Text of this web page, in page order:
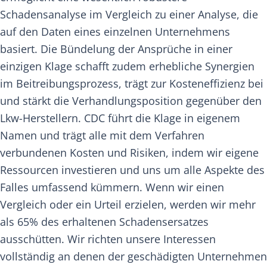
Schadensanalyse im Vergleich zu einer Analyse, die
auf den Daten eines einzelnen Unternehmens
basiert. Die Bündelung der Ansprüche in einer
einzigen Klage schafft zudem erhebliche Synergien
im Beitreibungsprozess, trägt zur Kosteneffizienz bei
und stärkt die Verhandlungsposition gegenüber den
Lkw-Herstellern. CDC führt die Klage in eigenem
Namen und trägt alle mit dem Verfahren
verbundenen Kosten und Risiken, indem wir eigene
Ressourcen investieren und uns um alle Aspekte des
Falles umfassend kümmern. Wenn wir einen
Vergleich oder ein Urteil erzielen, werden wir mehr
als 65% des erhaltenen Schadensersatzes
ausschütten. Wir richten unsere Interessen
vollständig an denen der geschädigten Unternehmen